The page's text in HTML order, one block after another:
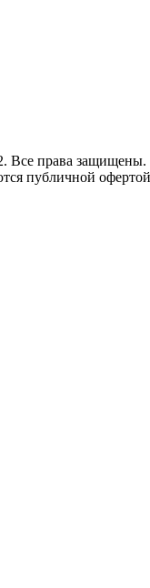
Все права защищены.
публичной офертой